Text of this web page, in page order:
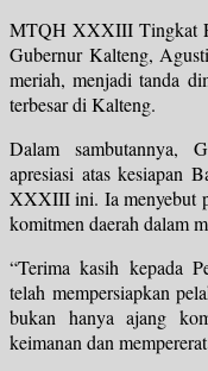
MTQH XXXIII Tingkat
Gubernur Kalteng,
meriah, menjadi tanda
terbesar di Kalteng.
Dalam sambutannya,
apresiasi atas kesiapan
XXXIII ini. Ia menyebut
komitmen daerah dalam
“Terima kasih kepada
telah mempersiapkan
bukan hanya ajang
keimanan dan